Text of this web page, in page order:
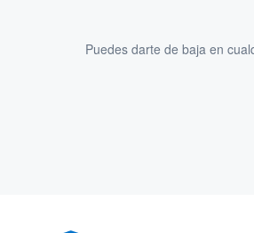
Puedes darte de baja en